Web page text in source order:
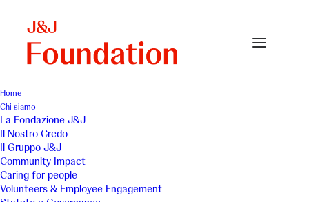
Home
Chi siamo
La Fondazione J&J
Il Nostro Credo
Il Gruppo J&J
Community Impact
Caring for people
Volunteers & Employee Engagement